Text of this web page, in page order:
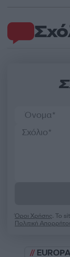
Όροι Χρήσης. Το
Πολιτική